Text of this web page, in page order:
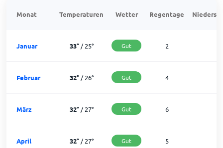
Monat Temperaturen Wetter Regentage
Januar 33°/25° Gut 2
Februar 32°/26° Gut 4
März 32°/27° Gut 6
April 32°/27° Gut 5